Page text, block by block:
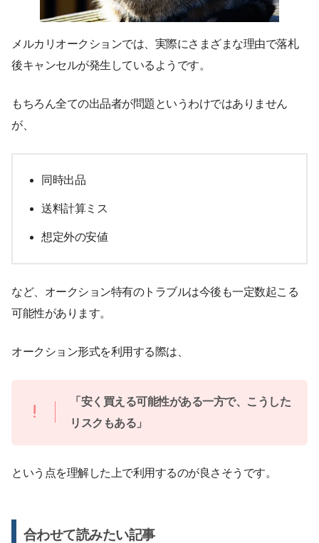
メルカリオークションでは、実際にさまざまな理由で落札
後キャンセルが発生しているようです。
もちろん全ての出品者が問題というわけではありません
が、
同時出品
送料計算ミス
想定外の安値
など、オークション特有のトラブルは今後も一定数起こる
可能性があります。
オークション形式を利用する際は、
「安く買える可能性がある一方で、こうした
リスクもある」
という点を理解した上で利用するのが良さそうです。
合わせて読みたい記事